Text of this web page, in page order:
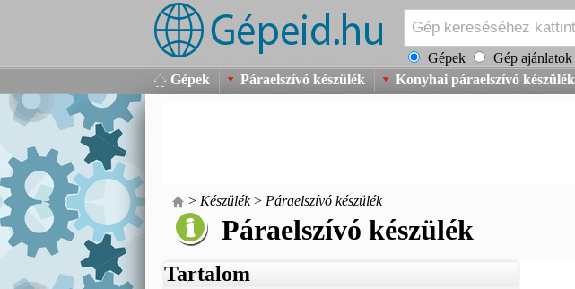
Gépek Gép ajánlatok
Gépek Páraelszívó készülék Konyhai páraelszívó készülék
> Készülék> Páraelszívó készülék
Páraelszívó készülék
Tartalom